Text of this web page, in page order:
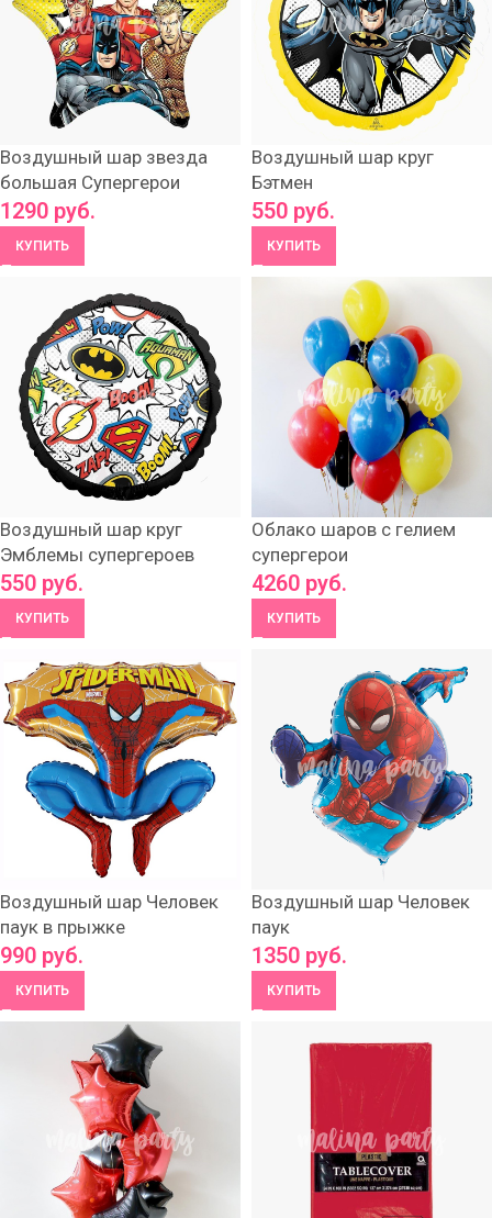
Воздушный шар звезда
большая Супергерои
1290 руб.
КУПИТЬ
Воздушный шар круг
Бэтмен
550 руб.
КУПИТЬ
Воздушный шар круг
Эмблемы супергероев
550 руб.
КУПИТЬ
Облако шаров с гелием
супергерои
4260 руб.
КУПИТЬ
Воздушный шар Человек
паук в прыжке
990 руб.
КУПИТЬ
Воздушный шар Человек
паук
1350 руб.
КУПИТЬ